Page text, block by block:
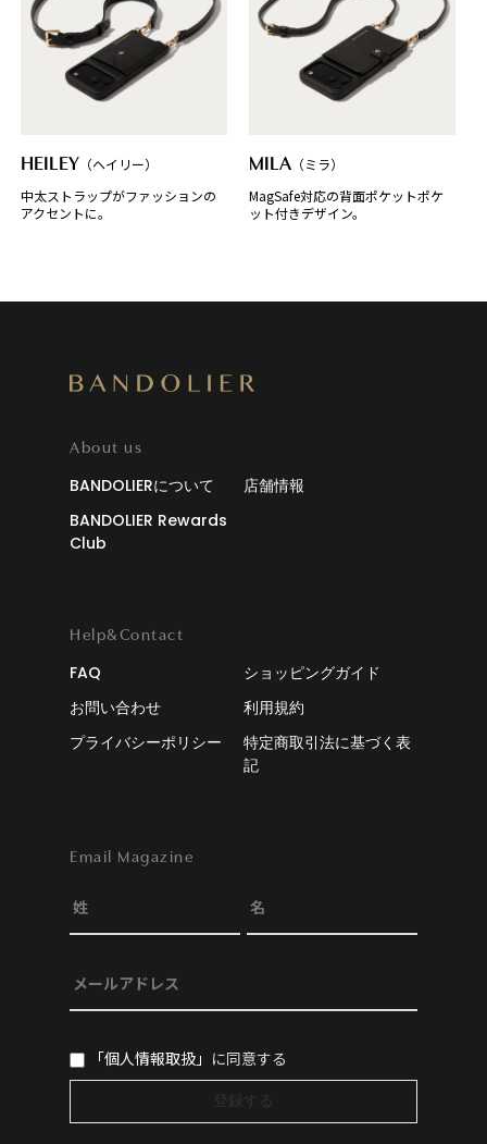
HEILEY（ヘイリー）
中太ストラップがファッションの
アクセントに。
MILA （ミラ）
MagSafe対応の背面ポケットポケ
ット付きデザイン。
About us
BANDOLIERについて
店舗情報
BANDOLIER Rewards
Club
Help&Contact
FAQ
ショッピングガイド
お問い合わせ
利用規約
プライバシーポリシー
特定商取引法に基づく表
記
Email Magazine
「個人情報取扱」 に同意する